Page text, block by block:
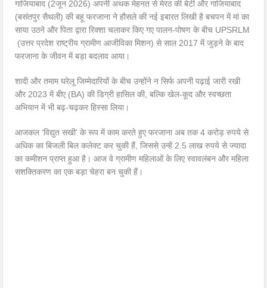
गाजियाबाद (2जून 2026) अपनी अथक मेहनत से मेरठ की बेटी और गाजियाबाद
(बसंतपुर सैथली) की बहू फरजाना ने हौसले की नई इबारत लिखी है बचपन में मां का
साया उठने और पिता द्वारा रिक्शा चलाकर किए गए पालन-पोषण के बीच UPSRLM
(उत्तर प्रदेश राष्ट्रीय ग्रामीण आजीविका मिशन) से साल 2017 में जुड़ने के बाद
फरजाना के जीवन में बड़ा बदलाव आया।
शादी और तमाम घरेलू जिम्मेदारियों के बीच उन्होंने न सिर्फ अपनी पढ़ाई जारी रखी
और 2023 में बीए (BA) की डिग्री हासिल की, बल्कि खेल-कूद और स्वच्छता
अभियान में भी बढ़-चढ़कर हिस्सा लिया।
आजकल ‘विद्युत सखी’ के रूप में काम करते हुए फरजाना अब तक 4 करोड़ रुपये से
अधिक का बिजली बिल कलेक्ट कर चुकी हैं, जिससे उन्हें 2.5 लाख रुपये से ज्यादा
का कमीशन प्राप्त हुआ है। आज वे ग्रामीण महिलाओं के लिए स्वावलंबन और महिला
सशक्तिकरण का एक बड़ा चेहरा बन चुकी हैं।